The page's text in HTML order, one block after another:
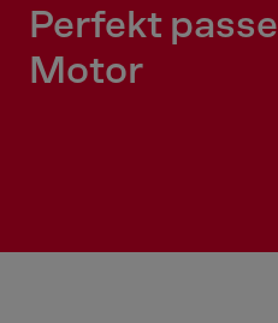
Perfekt
Motor